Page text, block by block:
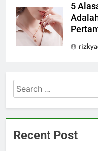
5
Search
for:
Recent Post